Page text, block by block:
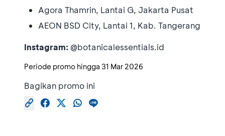
Agora Thamrin, Lantai G, Jakarta Pusat
AEON BSD City, Lantai 1, Kab. Tangerang
Instagram: @botanicalessentials.id
Periode promo hingga 31 Mar 2026
Bagikan promo ini